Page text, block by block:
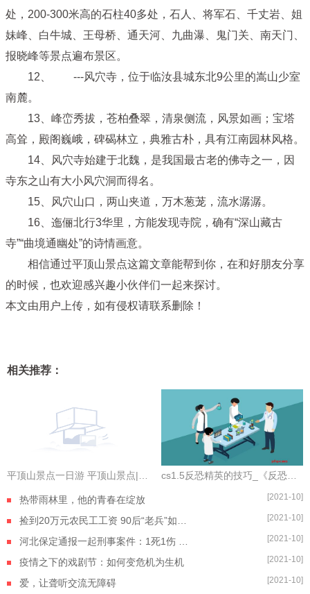
处，200-300米高的石柱40多处，石人、将军石、千丈岩、姐
妹峰、白牛城、王母桥、通天河、九曲瀑、鬼门关、南天门、
报晓峰等景点遍布景区。
12、 ---风穴寺，位于临汝县城东北9公里的嵩山少室
南麓。
13、峰峦秀拔，苍柏叠翠，清泉侧流，风景如画；宝塔
高耸，殿阁巍峨，碑碣林立，典雅古朴，具有江南园林风格。
14、风穴寺始建于北魏，是我国最古老的佛寺之一，因
寺东之山有大小风穴洞而得名。
15、风穴山口，两山夹道，万木葱茏，流水潺潺。
16、迤俪北行3华里，方能发现寺院，确有“深山藏古
寺”“曲境通幽处”的诗情画意。
相信通过平顶山景点这篇文章能帮到你，在和好朋友分享
的时候，也欢迎感兴趣小伙伴们一起来探讨。
本文由用户上传，如有侵权请联系删除！
相关推荐：
cs1.5反恐精英的技巧_《反恐精英》CS训练营——让防守开始呼吸
热带雨林里，他的青春在绽放 [2021-10]
[2021-10]
[2021-10]
疫情之下的戏剧节：如何变危机为生机 [2021-10]
爱，让聋听交流无障碍 [2021-10]